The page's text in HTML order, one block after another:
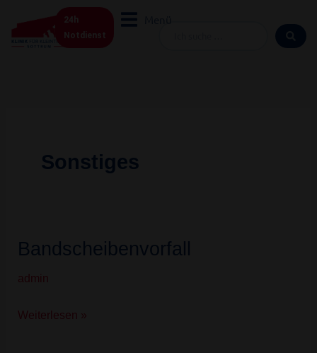
Inhalt
24h
Notdienst
Sonstiges
Bandscheibenvorfall
admin
Bandscheibenvorfall
Weiterlesen »